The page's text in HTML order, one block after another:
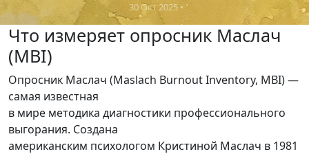
30 Окт 2025•
Что измеряет опросник Маслач
(MBI)
Опросник Маслач (Maslach Burnout Inventory, MBI) —
самая известная
в мире методика диагностики профессионального
выгорания. Создана
американским психологом Кристиной Маслач в 1981